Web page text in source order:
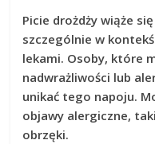
Picie drożdży wiąże
szczególnie w
lekami. Osoby, które
nadwrażliwości lub
unikać tego napoju.
objawy alergiczne,
obrzęki.